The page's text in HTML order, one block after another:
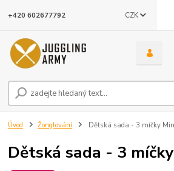
CZK
+420 602677792
Úvod Žonglování Dětská sada - 3 míčky
Dětská sada - 3